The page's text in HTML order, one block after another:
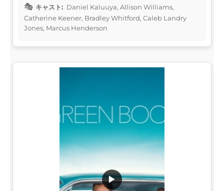
キャスト: Daniel Kaluuya, Allison Williams,
Catherine Keener, Bradley Whitford, Caleb Landry
Jones, Marcus Henderson
▶